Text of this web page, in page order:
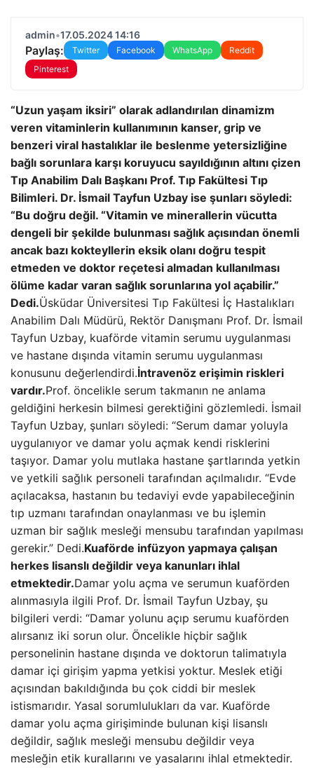
admin•17.05.2024 14:16
Paylaş: Twitter Facebook WhatsApp
Reddit
Pinterest
“Uzun yaşam iksiri” olarak adlandırılan dinamizm
veren vitaminlerin kullanımının kanser, grip ve
benzeri viral hastalıklar ile beslenme yetersizliğine
bağlı sorunlara karşı koruyucu sayıldığının altını çizen
Tıp Anabilim Dalı Başkanı Prof. Tıp Fakültesi Tıp
Bilimleri. Dr. İsmail Tayfun Uzbay ise şunları söyledi:
“Bu doğru değil. “Vitamin ve minerallerin vücutta
dengeli bir şekilde bulunması sağlık açısından önemli
ancak bazı kokteyllerin eksik olanı doğru tespit
etmeden ve doktor reçetesi almadan kullanılması
ölüme kadar varan sağlık sorunlarına yol açabilir.”
Dedi.Üsküdar Üniversitesi Tıp Fakültesi İç Hastalıkları
Anabilim Dalı Müdürü, Rektör Danışmanı Prof. Dr. İsmail
Tayfun Uzbay, kuaförde vitamin serumu uygulanması
ve hastane dışında vitamin serumu uygulanması
konusunu değerlendirdi.İntravenöz erişimin riskleri
vardır.Prof. öncelikle serum takmanın ne anlama
geldiğini herkesin bilmesi gerektiğini gözlemledi. İsmail
Tayfun Uzbay, şunları söyledi: “Serum damar yoluyla
uygulanıyor ve damar yolu açmak kendi risklerini
taşıyor. Damar yolu mutlaka hastane şartlarında yetkin
ve yetkili sağlık personeli tarafından açılmalıdır. “Evde
açılacaksa, hastanın bu tedaviyi evde yapabileceğinin
tıp uzmanı tarafından onaylanması ve bu işlemin
uzman bir sağlık mesleği mensubu tarafından yapılması
gerekir.” Dedi.Kuaförde infüzyon yapmaya çalışan
herkes lisanslı değildir veya kanunları ihlal
etmektedir.Damar yolu açma ve serumun kuaförden
alınmasıyla ilgili Prof. Dr. İsmail Tayfun Uzbay, şu
bilgileri verdi: “Damar yolunu açıp serumu kuaförden
alırsanız iki sorun olur. Öncelikle hiçbir sağlık
personelinin hastane dışında ve doktorun talimatıyla
damar içi girişim yapma yetkisi yoktur. Meslek etiği
açısından bakıldığında bu çok ciddi bir meslek
istismarıdır. Yasal sorumlulukları da var. Kuaförde
damar yolu açma girişiminde bulunan kişi lisanslı
değildir, sağlık mesleği mensubu değildir veya
mesleğin etik kurallarını ve yasalarını ihlal etmektedir.